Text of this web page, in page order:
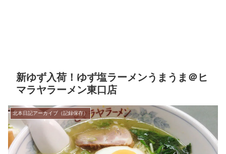
新ゆず入荷！ゆず塩ラーメンうまうま＠ヒ
マラヤラーメン東口店
北本日記アーカイブ（記録保存）